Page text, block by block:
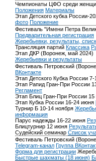
Чемпионаты ЦФО среди
Положения Материалы
Этап Детского кубка России-
фото Положение
Фестиваль "Имени Петра
Предварительная регистрация
Жеребьевки, результаты,
Трансляция партий Классика
Этап ДКР (Воронеж, май 2024)
Жеребьевки и результаты
Фестиваль Петровский
ВКонтакте
Этап Детского Кубка России
Этап Рапид Гран-При России
Регламент
Этап Блиц Гран-При России
Этап Кубка России 16-24 июня
Турнир Б 10-14 ноября
информация
Парус надежды 16-22 июня
Блицтурнир 12 июня
Судейский семинар Список
Фестиваль Петровский
Telegram-канал Группа
Форма для регистрации
Быстрые шахматы (18 июня)